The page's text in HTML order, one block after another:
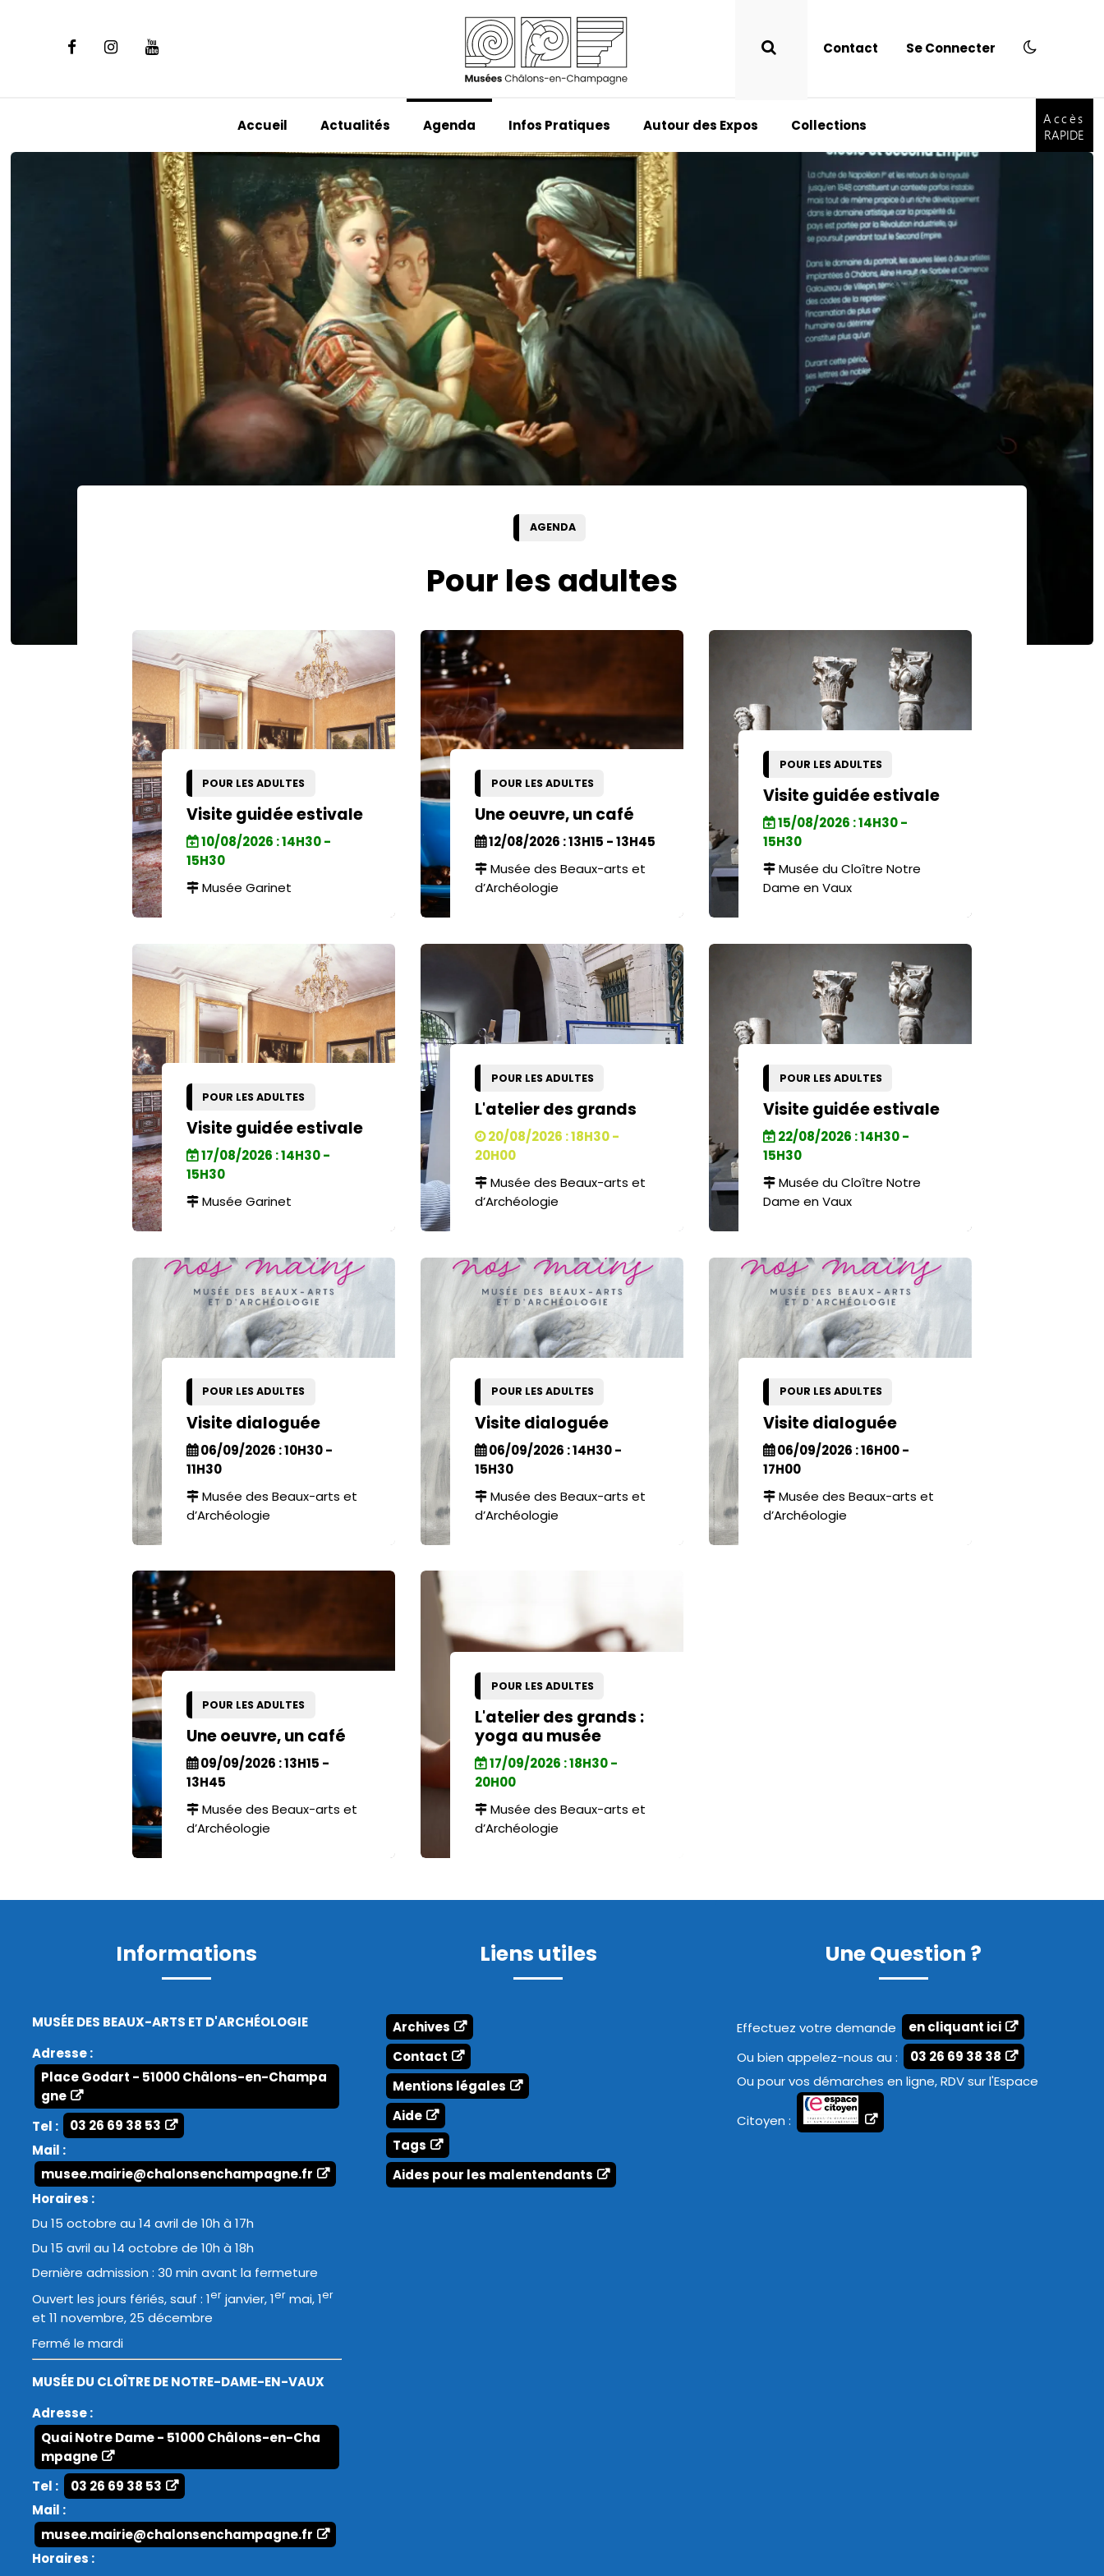
Contact Se Connecter
Accueil Actualités Agenda Infos Pratiques Autour des Expos Collections
Accès
RAPIDE
AGENDA
Pour les adultes
POUR LES ADULTES
Visite guidée estivale
10/08/2026 : 14H30 -
15H30
Musée Garinet
POUR LES ADULTES
Une oeuvre, un café
12/08/2026 : 13H15 - 13H45
Musée des Beaux-arts et
d’Archéologie
POUR LES ADULTES
Visite guidée estivale
15/08/2026 : 14H30 -
15H30
Musée du Cloître Notre
Dame en Vaux
POUR LES ADULTES
Visite guidée estivale
17/08/2026 : 14H30 -
15H30
Musée Garinet
POUR LES ADULTES
L'atelier des grands
20/08/2026 : 18H30 -
20H00
Musée des Beaux-arts et
d’Archéologie
POUR LES ADULTES
Visite guidée estivale
22/08/2026 : 14H30 -
15H30
Musée du Cloître Notre
Dame en Vaux
POUR LES ADULTES
Visite dialoguée
06/09/2026 : 10H30 -
11H30
Musée des Beaux-arts et
d’Archéologie
POUR LES ADULTES
Visite dialoguée
06/09/2026 : 14H30 -
15H30
Musée des Beaux-arts et
d’Archéologie
POUR LES ADULTES
Visite dialoguée
06/09/2026 : 16H00 -
17H00
Musée des Beaux-arts et
d’Archéologie
POUR LES ADULTES
Une oeuvre, un café
09/09/2026 : 13H15 -
13H45
Musée des Beaux-arts et
d’Archéologie
POUR LES ADULTES
L'atelier des grands :
yoga au musée
17/09/2026 : 18H30 -
20H00
Musée des Beaux-arts et
d’Archéologie
Informations
MUSÉE DES BEAUX-ARTS ET D'ARCHÉOLOGIE
Adresse :
Place Godart - 51000 Châlons-en-Champa
gne
Tel :
03 26 69 38 53
Mail :
musee.mairie@chalonsenchampagne.fr
Horaires :
Du 15 octobre au 14 avril de 10h à 17h
Du 15 avril au 14 octobre de 10h à 18h
Dernière admission : 30 min avant la fermeture
Ouvert les jours fériés, sauf : 1er janvier, 1er mai, 1er
et 11 novembre, 25 décembre
Fermé le mardi
MUSÉE DU CLOÎTRE DE NOTRE-DAME-EN-VAUX
Adresse :
Quai Notre Dame - 51000 Châlons-en-Cha
mpagne
Tel :
03 26 69 38 53
Mail :
musee.mairie@chalonsenchampagne.fr
Horaires :
Liens utiles
Archives
Contact
Mentions légales
Aide
Tags
Aides pour les malentendants
Une Question ?
Effectuez votre demande
en cliquant ici
Ou bien appelez-nous au :
03 26 69 38 38
Ou pour vos démarches en ligne, RDV sur l'Espace
Citoyen :